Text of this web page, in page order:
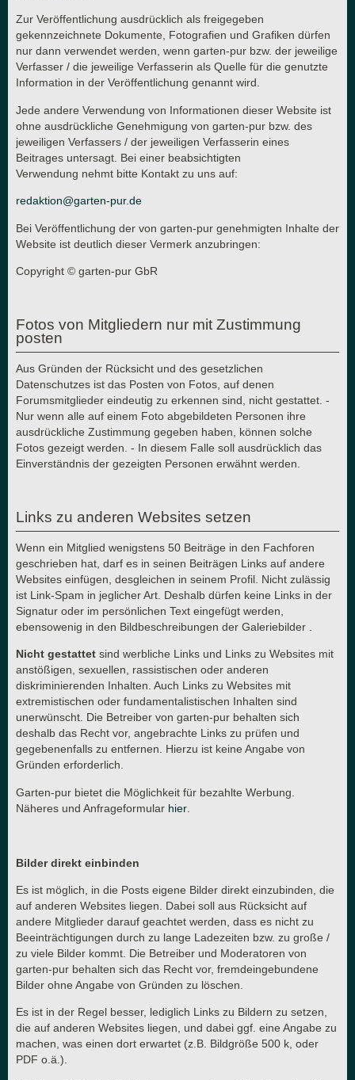
Zur Veröffentlichung ausdrücklich als freigegeben
gekennzeichnete Dokumente, Fotografien und Grafiken dürfen
nur dann verwendet werden, wenn garten-pur bzw. der jeweilige
Verfasser / die jeweilige Verfasserin als Quelle für die genutzte
Information in der Veröffentlichung genannt wird.
Jede andere Verwendung von Informationen dieser Website ist
ohne ausdrückliche Genehmigung von garten-pur bzw. des
jeweiligen Verfassers / der jeweiligen Verfasserin eines
Beitrages untersagt. Bei einer beabsichtigten
Verwendung nehmt bitte Kontakt zu uns auf:
redaktion@garten-pur.de
Bei Veröffentlichung der von garten-pur genehmigten Inhalte der
Website ist deutlich dieser Vermerk anzubringen:
Copyright © garten-pur GbR
Fotos von Mitgliedern nur mit Zustimmung
posten
Aus Gründen der Rücksicht und des gesetzlichen
Datenschutzes ist das Posten von Fotos, auf denen
Forumsmitglieder eindeutig zu erkennen sind, nicht gestattet. -
Nur wenn alle auf einem Foto abgebildeten Personen ihre
ausdrückliche Zustimmung gegeben haben, können solche
Fotos gezeigt werden. - In diesem Falle soll ausdrücklich das
Einverständnis der gezeigten Personen erwähnt werden.
Links zu anderen Websites setzen
Wenn ein Mitglied wenigstens 50 Beiträge in den Fachforen
geschrieben hat, darf es in seinen Beiträgen Links auf andere
Websites einfügen, desgleichen in seinem Profil. Nicht zulässig
ist Link-Spam in jeglicher Art. Deshalb dürfen keine Links in der
Signatur oder im persönlichen Text eingefügt werden,
ebensowenig in den Bildbeschreibungen der Galeriebilder .
Nicht gestattet sind werbliche Links und Links zu Websites mit
anstößigen, sexuellen, rassistischen oder anderen
diskriminierenden Inhalten. Auch Links zu Websites mit
extremistischen oder fundamentalistischen Inhalten sind
unerwünscht. Die Betreiber von garten-pur behalten sich
deshalb das Recht vor, angebrachte Links zu prüfen und
gegebenenfalls zu entfernen. Hierzu ist keine Angabe von
Gründen erforderlich.
Garten-pur bietet die Möglichkeit für bezahlte Werbung.
Näheres und Anfrageformular hier
Bilder direkt einbinden
Es ist möglich, in die Posts eigene Bilder direkt einzubinden, die
auf anderen Websites liegen. Dabei soll aus Rücksicht auf
andere Mitglieder darauf geachtet werden, dass es nicht zu
Beeinträchtigungen durch zu lange Ladezeiten bzw. zu große /
zu viele Bilder kommt. Die Betreiber und Moderatoren von
garten-pur behalten sich das Recht vor, fremdeingebundene
Bilder ohne Angabe von Gründen zu löschen.
Es ist in der Regel besser, lediglich Links zu Bildern zu setzen,
die auf anderen Websites liegen, und dabei ggf. eine Angabe zu
machen, was einen dort erwartet (z.B. Bildgröße 500 k, oder
PDF o.ä.).